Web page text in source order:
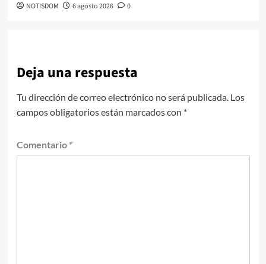
NOTISDOM 6 agosto 2026 0
Deja una respuesta
Tu dirección de correo electrónico no será publicada. Los
campos obligatorios están marcados con *
Comentario *